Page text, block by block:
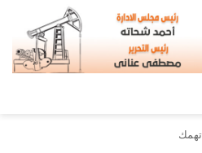
تهمك